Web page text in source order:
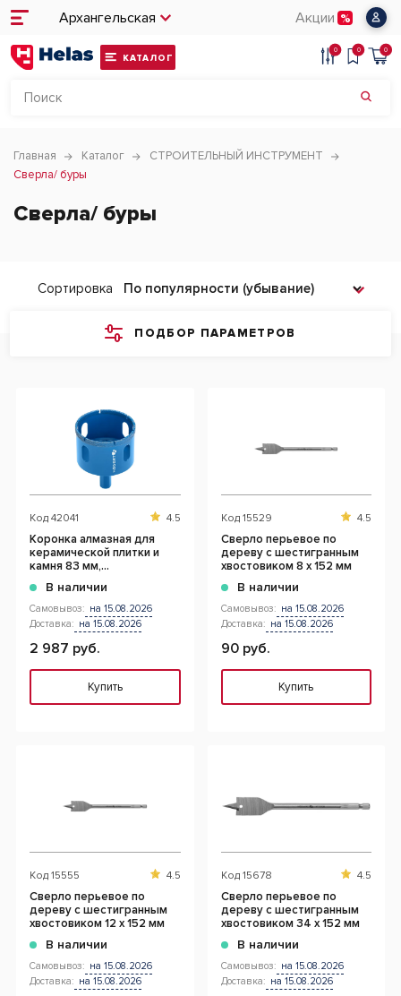
Архангельская Акции
КАТАЛОГ
0 0 0
Главная Каталог
СТРОИТЕЛЬНЫЙ ИНСТРУМЕНТ
Сверла/ буры
Сверла/ буры
ПОДБОР ПАРАМЕТРОВ
Сортировка
Код 42041 4.5
Коронка алмазная для
керамической плитки и
камня 83 мм,
В наличии
Самовывоз: на 15.08.2026
Доставка: на 15.08.2026
2 987 руб.
Купить
Код 15529 4.5
Сверло перьевое по
дереву с шестигранным
хвостовиком 8 х 152 мм
В наличии
Самовывоз: на 15.08.2026
Доставка: на 15.08.2026
90 руб.
Купить
Код 15555 4.5
Сверло перьевое по
дереву с шестигранным
хвостовиком 12 х 152 мм
В наличии
Самовывоз: на 15.08.2026
Доставка: на 15.08.2026
Код 15678 4.5
Сверло перьевое по
дереву с шестигранным
хвостовиком 34 х 152 мм
В наличии
Самовывоз: на 15.08.2026
Доставка: на 15.08.2026